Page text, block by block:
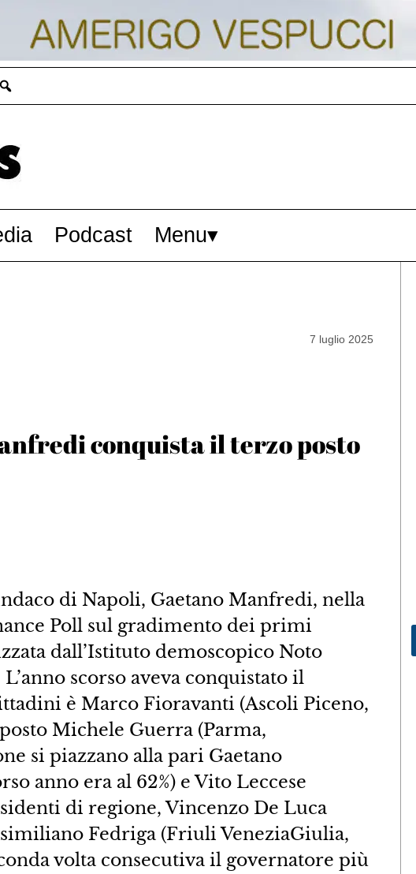
Podcast Menu
7 luglio 2025
conquista il terzo posto
di Napoli, Gaetano Manfredi, nella
Poll sul gradimento dei primi
dall’Istituto demoscopico Noto
scorso aveva conquistato il
è Marco Fioravanti (Ascoli Piceno,
Michele Guerra (Parma,
si piazzano alla pari Gaetano
anno era al 62%) e Vito Leccese
di regione, Vincenzo De Luca
Fedriga (Friuli VeneziaGiulia,
volta consecutiva il governatore più